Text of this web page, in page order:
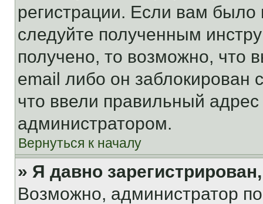
регистрации. Если вам
следуйте полученным
получено, то возможно, что
email либо он
что ввели правильный адрес
администратором.
Вернуться к началу
» Я давно
Возможно, администратор